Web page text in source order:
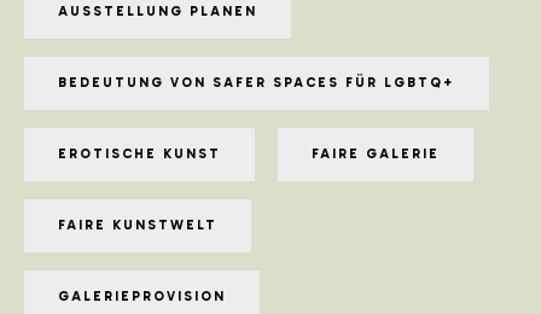
AUSSTELLUNG PLANEN
BEDEUTUNG VON SAFER SPACES FÜR LGBTQ+
EROTISCHE KUNST FAIRE GALERIE
FAIRE KUNSTWELT
GALERIEPROVISION